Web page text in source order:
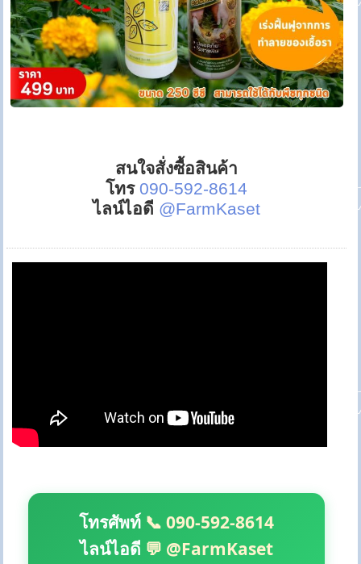
สนใจสั่งซื้อสินค้า
โทร 090-592-8614
ไลน์ไอดี @FarmKaset
โทรศัพท์ 📞 090-592-8614
ไลน์ไอดี 💬 @FarmKaset